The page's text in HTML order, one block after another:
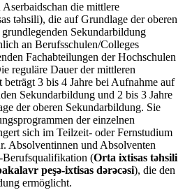
die mittlere
təhsili), die auf Grundlage der oberen
Sekundarbildung
an Berufsschulen/Colleges
Fachabteilungen der Hochschulen
reguläre Dauer der mittleren
3 bis 4 Jahre bei Aufnahme auf
Sekundarbildung und 2 bis 3 Jahre
der oberen Sekundarbildung. Sie
der einzelnen
sich im Teilzeit- oder Fernstudium
Absolventinnen und Absolventen
Berufsqualifikation (Orta ixtisas təhsili
peşə-ixtisas dərəcəsi), die den
ermöglicht.